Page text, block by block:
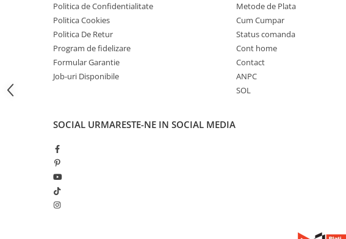
Incarcatoare
Biciclete Electrice
Dama
Ieftine
PIESE DE SCHIMB
Politica de Confidentialitate
Politica Cookies
Politica De Retur
Program de fidelizare
Formular Garantie
Job-uri Disponibile
Metode de Plata
Cum Cumpar
Status comanda
Cont home
Contact
ANPC
SOL
SOCIAL URMARESTE-NE IN SOCIAL MEDIA